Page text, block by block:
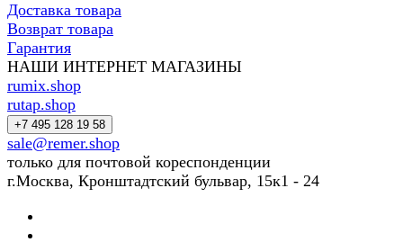
Доставка товара
Возврат товара
Гарантия
НАШИ ИНТЕРНЕТ МАГАЗИНЫ
rumix.shop
rutap.shop
+7 495 128 19 58
sale@remer.shop
только для почтовой кореспонденции
г.Москва, Кронштадтский бульвар, 15к1 - 24